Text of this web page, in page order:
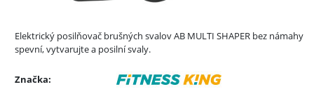
Elektrický posilňovač brušných svalov AB MULTI SHAPER bez námahy
spevní, vytvarujte a posilní svaly.
Značka: